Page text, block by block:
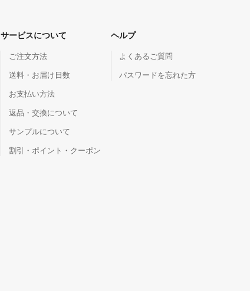
サービスについて
ご注文方法
送料・お届け日数
お支払い方法
返品・交換について
サンプルについて
割引・ポイント・クーポン
ヘルプ
よくあるご質問
パスワードを忘れた方